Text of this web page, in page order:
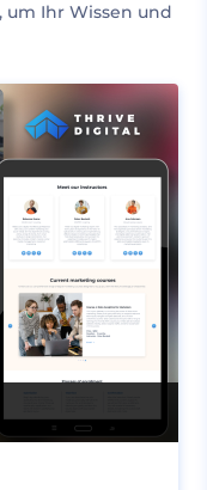
um Ihr Wissen und